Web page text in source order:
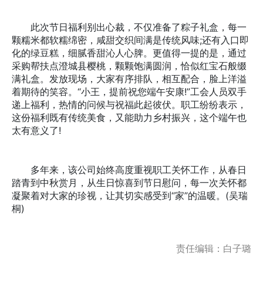
此次节日福利别出心裁，不仅准备了粽子礼盒，每一
颗糯米都软糯绵密，咸甜交织间满是传统风味;还有入口即
化的绿豆糕，细腻香甜沁人心脾。更值得一提的是，通过
采购帮扶点澄城县樱桃，颗颗饱满圆润，恰似红宝石般缀
满礼盒。发放现场，大家有序排队，相互配合，脸上洋溢
着期待的笑容。“小王，提前祝您端午安康!”工会人员双手
递上福利，热情的问候与祝福此起彼伏。职工纷纷表示，
这份福利既有传统美食，又能助力乡村振兴，这个端午也
太有意义了!
多年来，该公司始终高度重视职工关怀工作，从春日
踏青到中秋赏月，从生日惊喜到节日慰问，每一次关怀都
凝聚着对大家的珍视，让其切实感受到“家”的温暖。(吴瑞
桐)
责任编辑：白子璐